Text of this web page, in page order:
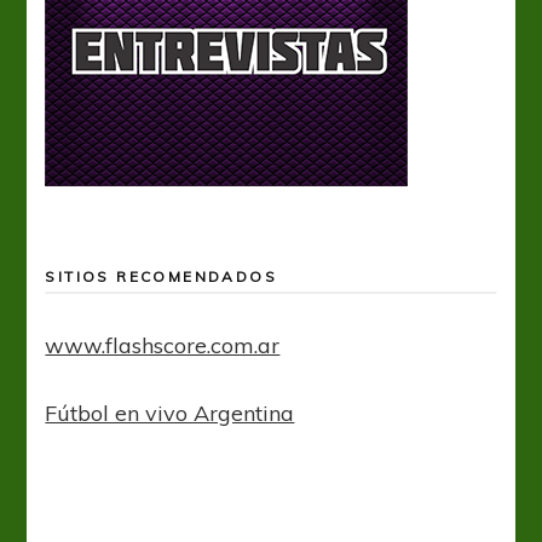
SITIOS RECOMENDADOS
www.flashscore.com.ar
Fútbol en vivo Argentina